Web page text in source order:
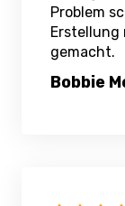
Problem
Erstellung
gemacht.
Bobbie